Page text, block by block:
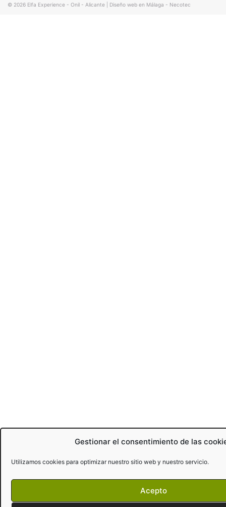
Gestionar el consentimiento de las
Utilizamos cookies para optimizar nuestro sitio web y nuestro servicio.
Acepto
© 2026 Elfa Experience - Onil - Alicante Diseño web en Málaga - Necotec